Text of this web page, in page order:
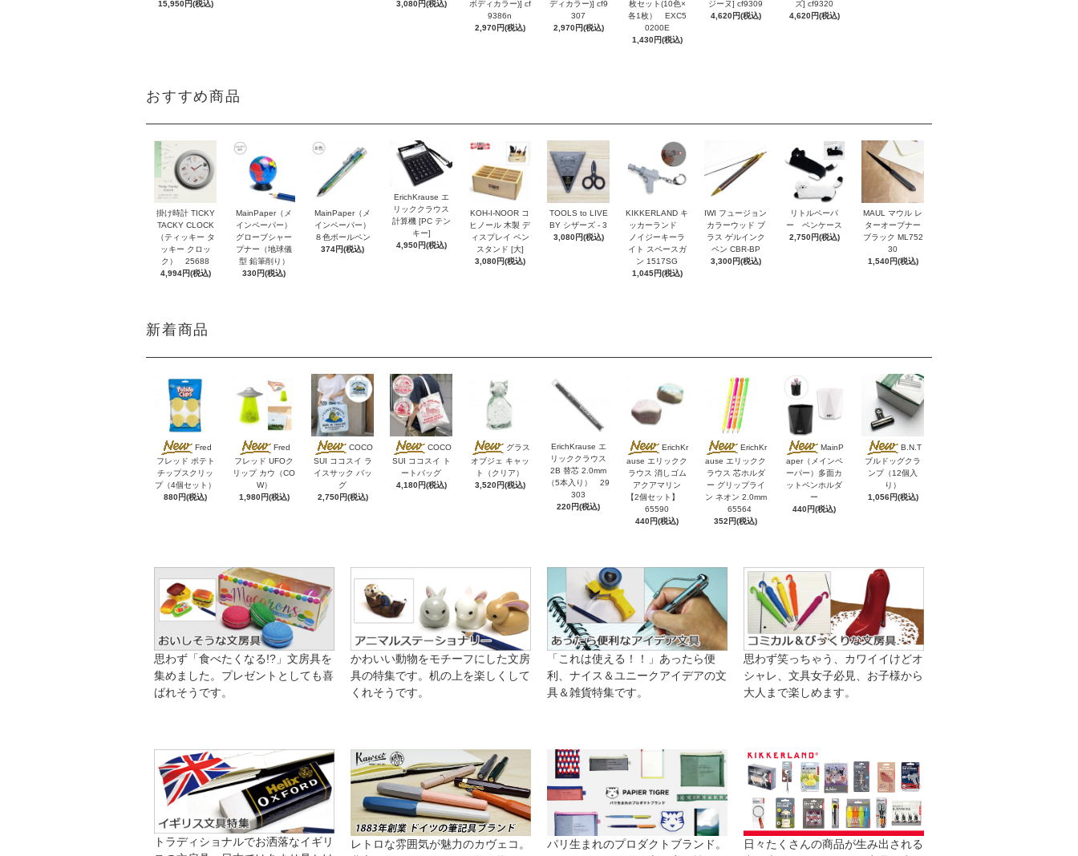
15,950円(税込)
3,080円(税込)
ボディカラー)] cf
9386n
2,970円(税込)
ディカラー)] cf9
307
2,970円(税込)
枚セット(10色×
各1枚） EXC5
0200E
1,430円(税込)
ジーヌ] cf9309
4,620円(税込)
ズ] cf9320
4,620円(税込)
おすすめ商品
掛け時計 TICKY
TACKY CLOCK
（ティッキー タ
ッキー クロッ
ク） 25688
4,994円(税込)
MainPaper（メ
インペーパー）
グローブシャー
プナー（地球儀
型 鉛筆削り）
330円(税込)
MainPaper（メ
インペーパー）
８色ボールペン
374円(税込)
ErichKrause エ
リッククラウス
計算機 [PC テン
キー]
4,950円(税込)
KOH-I-NOOR コ
ヒノール 木製 デ
ィスプレイ ペン
スタンド [大]
3,080円(税込)
TOOLS to LIVE
BY シザーズ - 3
3,080円(税込)
KIKKERLAND キ
ッカーランド
ノイジーキーラ
イト スペースガ
ン 1517SG
1,045円(税込)
IWI フュージョン
カラーウッド ブ
ラス ゲルインク
ペン CBR-BP
3,300円(税込)
リトルペーパ
ー ペンケース
2,750円(税込)
MAUL マウル レ
ターオープナー
ブラック ML752
30
1,540円(税込)
新着商品
Fred
フレッド ポテト
チップスクリッ
プ（4個セット）
880円(税込)
Fred
フレッド UFOク
リップ カウ（CO
W）
1,980円(税込)
COCO
SUI ココスイ ラ
イスサック バッ
グ
2,750円(税込)
COCO
SUI ココスイ ト
ートバッグ
4,180円(税込)
グラス
オブジェ キャッ
ト（クリア）
3,520円(税込)
ErichKrause エ
リッククラウス
2B 替芯 2.0mm
（5本入り） 29
303
220円(税込)
ErichKr
ause エリックク
ラウス 消しゴム
アクアマリン
【2個セット】
65590
440円(税込)
ErichKr
ause エリックク
ラウス 芯ホルダ
ー グリップライ
ン ネオン 2.0mm
65564
352円(税込)
MainP
aper（メインペ
ーパー）多面カ
ットペンホルダ
ー
440円(税込)
B.N.T
ブルドッグクラ
ンプ（12個入
り）
1,056円(税込)
思わず「食べたくなる!?」文房具を
集めました。プレゼントとしても喜
ばれそうです。
かわいい動物をモチーフにした文房
具の特集です。机の上を楽しくして
くれそうです。
「これは使える！！」あったら便
利、ナイス＆ユニークアイデアの文
具＆雑貨特集です。
思わず笑っちゃう、カワイイけどオ
シャレ、文具女子必見、お子様から
大人まで楽しめます。
トラディショナルでお洒落なイギリ
レトロな雰囲気が魅力のカヴェコ。
パリ生まれのプロダクトブランド。
日々たくさんの商品が生み出される